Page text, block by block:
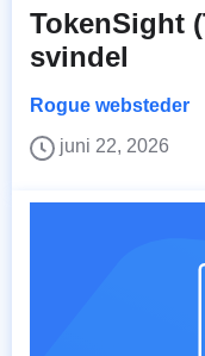
TokenSight
svindel
Rogue websteder
juni 22, 2026